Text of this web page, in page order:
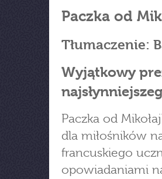
Paczka od
Tłumaczenie:
Wyjątkowy
Paczka od
dla miłośników
francuskiego
opowiadaniami